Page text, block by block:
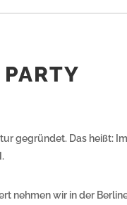
gegründet. Das heißt:
nehmen wir in der